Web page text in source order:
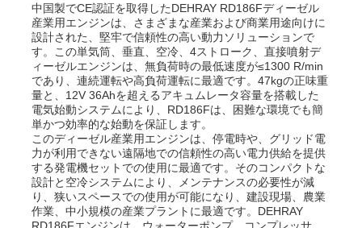
中国製でCE認証を取得したDEHRAY RD186Fディーゼル
産業用エンジンは、さまざまな産業および商業用途向けに
設計された、堅牢で信頼性の高い動力ソリューションで
す。この単気筒、垂直、空冷、4ストローク、直接噴射デ
ィーゼルエンジンは、無負荷時の最低速度が≤1300 R/min
であり、連続運転や高負荷運転に最適です。47kgの正味重
量と、12V 36Ahを超えるアキュムレータ容量を搭載した
電気始動システムにより、RD186Fは、困難な環境でも簡
単かつ効率的な始動を保証します。
このディーゼル産業用エンジンは、停電時や、グリッド電
力が利用できない遠隔地での信頼性の高い電力供給を提供
する発電機セットでの使用に最適です。そのコンパクトな
設計と空冷システムにより、メンテナンスの必要性が減
り、狭いスペースでの使用が可能になり、建設現場、農業
作業、中小規模の産業プラントに最適です。DEHRAY
RD186Fエンジンは、ウォーターポンプ、コンプレッサ